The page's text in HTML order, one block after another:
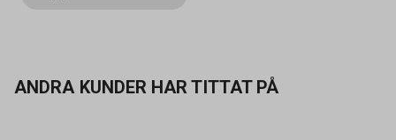
ANDRA KUNDER HAR TITTAT PÅ